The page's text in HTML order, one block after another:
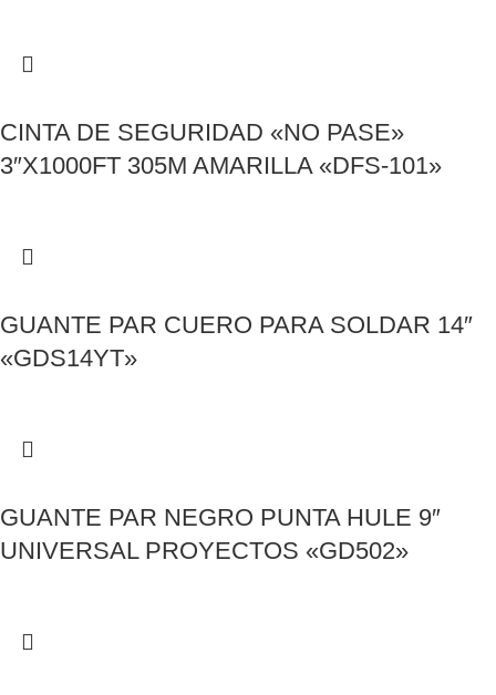
CINTA DE SEGURIDAD «NO PASE»
3″X1000FT 305M AMARILLA «DFS-101»
GUANTE PAR CUERO PARA SOLDAR 14″
«GDS14YT»
GUANTE PAR NEGRO PUNTA HULE 9″
UNIVERSAL PROYECTOS «GD502»